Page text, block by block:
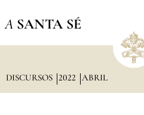
A SANTA SÉ
DISCURSOS 2022 ABRIL